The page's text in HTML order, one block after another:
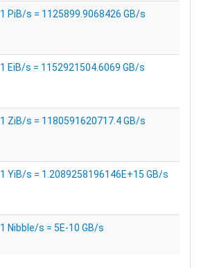
1 PiB/s = 1125899.9068426 GB/s
1 EiB/s = 1152921504.6069 GB/s
1 ZiB/s = 1180591620717.4 GB/s
1 YiB/s = 1.2089258196146E+15 GB/s
1 Nibble/s = 5E-10 GB/s